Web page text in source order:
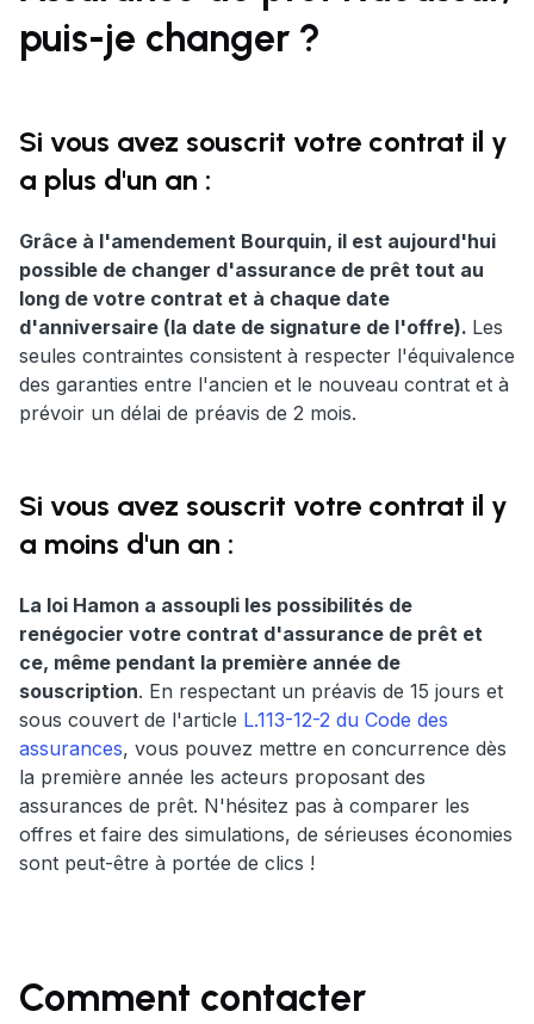
puis-je changer ?
Si vous avez souscrit votre contrat il y
a plus d'un an :
Grâce à l'amendement Bourquin, il est aujourd'hui
possible de changer d'assurance de prêt tout au
long de votre contrat et à chaque date
d'anniversaire (la date de signature de l'offre). Les
seules contraintes consistent à respecter l'équivalence
des garanties entre l'ancien et le nouveau contrat et à
prévoir un délai de préavis de 2 mois.
Si vous avez souscrit votre contrat il y
a moins d'un an :
La loi Hamon a assoupli les possibilités de
renégocier votre contrat d'assurance de prêt et
ce, même pendant la première année de
souscription. En respectant un préavis de 15 jours et
sous couvert de l'article L.113-12-2 du Code des
assurances, vous pouvez mettre en concurrence dès
la première année les acteurs proposant des
assurances de prêt. N'hésitez pas à comparer les
offres et faire des simulations, de sérieuses économies
sont peut-être à portée de clics !
Comment contacter